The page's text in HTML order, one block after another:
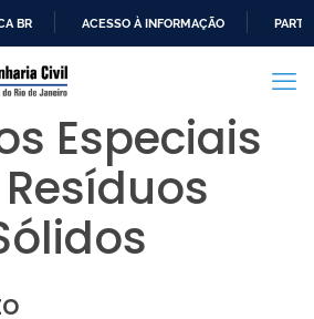
PARA
CONTEÚDO
BR ACESSO À INFORMAÇÃO
Especiais